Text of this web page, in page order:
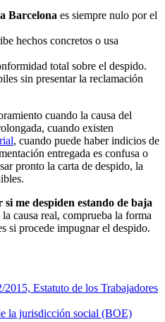
Barcelona es siempre nulo por el
hechos concretos o usa
total sobre el despido.
sin presentar la reclamación
cuando la causa del
cuando existen
, cuando puede haber indicios de
entregada es confusa o
pronto la carta de despido, la
si me despiden estando de baja
causa real, comprueba la forma
si procede impugnar el despido.
Estatuto de los Trabajadores
la jurisdicción social (BOE)